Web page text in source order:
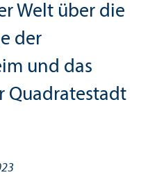
Welt über die
der
und das
Quadratestadt